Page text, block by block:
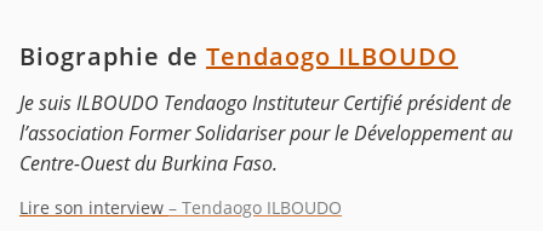
Biographie de Tendaogo ILBOUDO
Je suis ILBOUDO Tendaogo Instituteur Certifié président de
l’association Former Solidariser pour le Développement au
Centre-Ouest du Burkina Faso.
Lire son interview – Tendaogo ILBOUDO